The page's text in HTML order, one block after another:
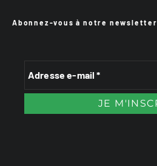
Abonnez-vous à notre newsletter